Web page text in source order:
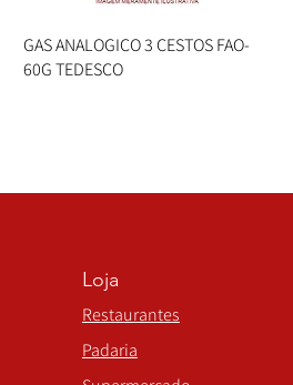
Visualização rápida
GAS ANALOGICO 3 CESTOS FAO-
60G TEDESCO
Loja
Restaurantes
Padaria